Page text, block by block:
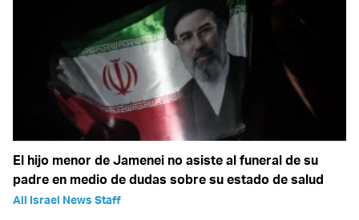
El hijo menor de Jamenei no asiste al funeral de su
padre en medio de dudas sobre su estado de salud
All Israel News Staff